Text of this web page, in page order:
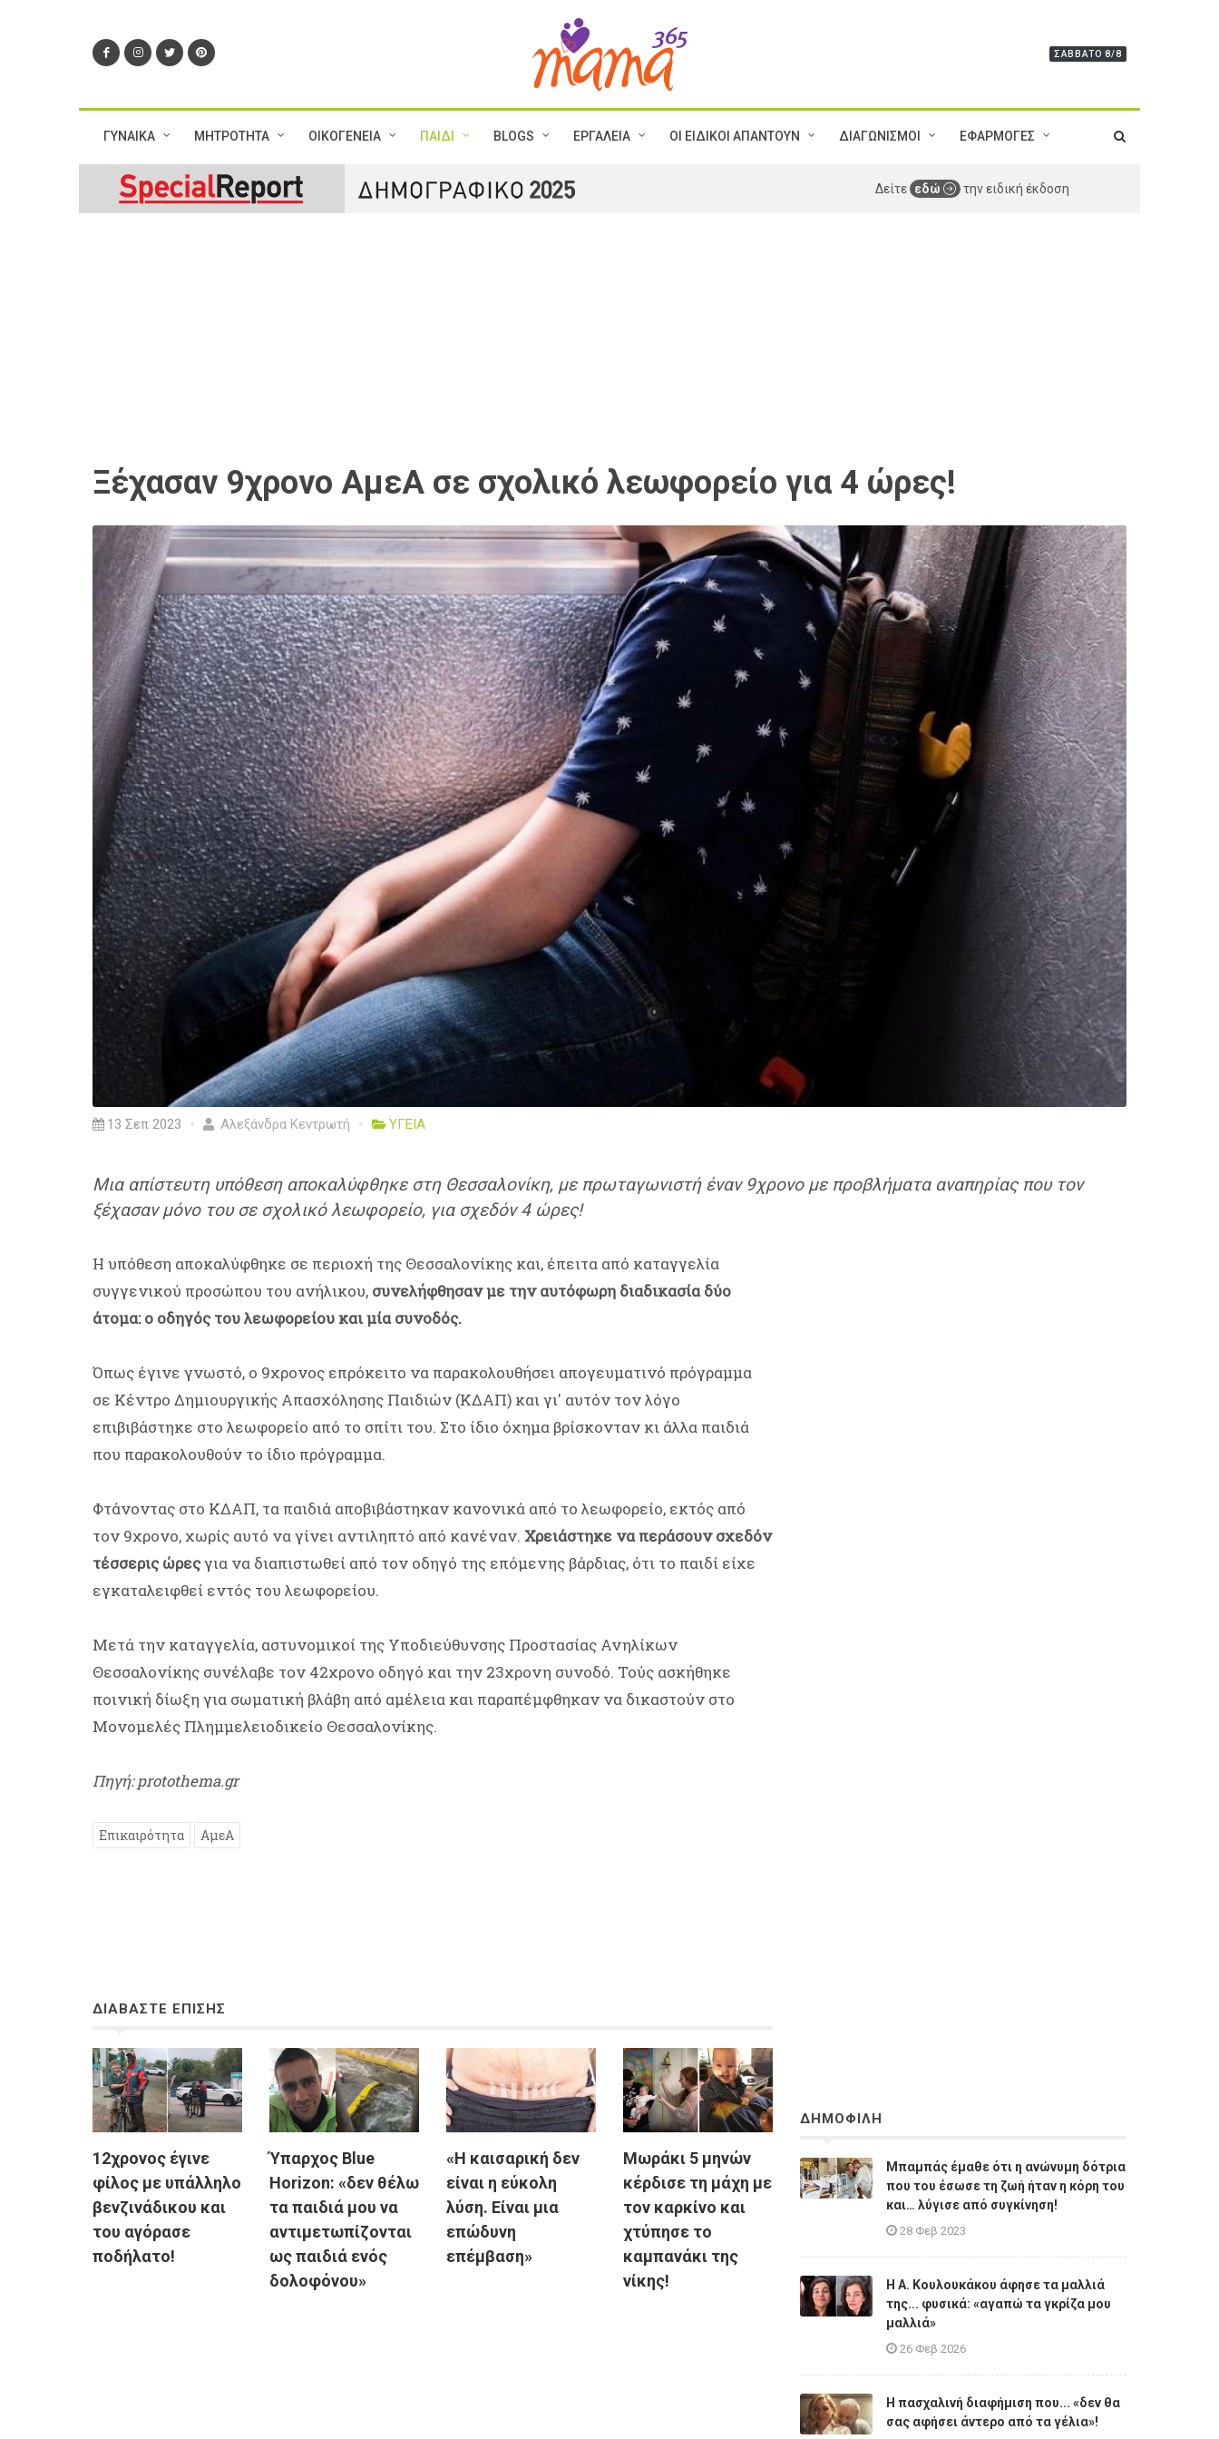
ΣΆΒΒΑΤΟ 8/8
ΓΥΝΑΙΚΑ ΜΗΤΡΟΤΗΤΑ ΟΙΚΟΓΕΝΕΙΑ ΠΑΙΔΙ BLOGS ΕΡΓΑΛΕΙΑ ΟΙ ΕΙΔΙΚΟΙ ΑΠΑΝΤΟΥΝ ΔΙΑΓΩΝΙΣΜΟΙ ΕΦΑΡΜΟΓΕΣ
Δείτε εδώ την ειδική έκδοση
Ξέχασαν 9χρονο ΑμεΑ σε σχολικό λεωφορείο για 4 ώρες!
13 Σεπ 2023 Αλεξάνδρα Κεντρωτή ΥΓΕΙΑ
Μια απίστευτη υπόθεση αποκαλύφθηκε στη Θεσσαλονίκη, με πρωταγωνιστή έναν 9χρονο με προβλήματα αναπηρίας που τον
ξέχασαν μόνο του σε σχολικό λεωφορείο, για σχεδόν 4 ώρες!
Η υπόθεση αποκαλύφθηκε σε περιοχή της Θεσσαλονίκης και, έπειτα από καταγγελία
συγγενικού προσώπου του ανήλικου, συνελήφθησαν με την αυτόφωρη διαδικασία δύο
άτομα: ο οδηγός του λεωφορείου και μία συνοδός.
Όπως έγινε γνωστό, ο 9χρονος επρόκειτο να παρακολουθήσει απογευματινό πρόγραμμα
σε Κέντρο Δημιουργικής Απασχόλησης Παιδιών (ΚΔΑΠ) και γι' αυτόν τον λόγο
επιβιβάστηκε στο λεωφορείο από το σπίτι του. Στο ίδιο όχημα βρίσκονταν κι άλλα παιδιά
που παρακολουθούν το ίδιο πρόγραμμα.
Φτάνοντας στο ΚΔΑΠ, τα παιδιά αποβιβάστηκαν κανονικά από το λεωφορείο, εκτός από
τον 9χρονο, χωρίς αυτό να γίνει αντιληπτό από κανέναν. Χρειάστηκε να περάσουν σχεδόν
τέσσερις ώρεςγια να διαπιστωθεί από τον οδηγό της επόμενης βάρδιας, ότι το παιδί είχε
εγκαταλειφθεί εντός του λεωφορείου.
Μετά την καταγγελία, αστυνομικοί της Υποδιεύθυνσης Προστασίας Ανηλίκων
Θεσσαλονίκης συνέλαβε τον 42χρονο οδηγό και την 23χρονη συνοδό. Τούς ασκήθηκε
ποινική δίωξη για σωματική βλάβη από αμέλεια και παραπέμφθηκαν να δικαστούν στο
Μονομελές Πλημμελειοδικείο Θεσσαλονίκης.
Πηγή: protothema.gr
Επικαιρότητα ΑμεΑ
ΔΙΑΒΑΣΤΕ ΕΠΙΣΗΣ
12χρονος έγινε
φίλος με υπάλληλο
βενζινάδικου και
του αγόρασε
ποδήλατο!
Ύπαρχος Blue
Horizon: «δεν θέλω
τα παιδιά μου να
αντιμετωπίζονται
ως παιδιά ενός
δολοφόνου»
«Η καισαρική δεν
είναι η εύκολη
λύση. Είναι μια
επώδυνη
επέμβαση»
Μωράκι 5 μηνών
κέρδισε τη μάχη με
τον καρκίνο και
χτύπησε το
καμπανάκι της
νίκης!
ΔΗΜΟΦΙΛΗ
Μπαμπάς έμαθε ότι η ανώνυμη δότρια
που του έσωσε τη ζωή ήταν η κόρη του
και… λύγισε από συγκίνηση!
28 Φεβ 2023
Η A. Κουλουκάκου άφησε τα μαλλιά
της... φυσικά: «αγαπώ τα γκρίζα μου
μαλλιά»
26 Φεβ 2026
Η πασχαλινή διαφήμιση που... «δεν θα
σας αφήσει άντερο από τα γέλια»!